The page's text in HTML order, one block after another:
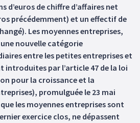
d’euros de chiffre d’affaires net
précédemment) et un effectif de
Les moyennes entreprises,
nouvelle catégorie
entre les petites entreprises et
introduites par l’article 47 de la loi
pour la croissance et la
promulguée le 23 mai
les moyennes entreprises sont
exercice clos, ne dépassent